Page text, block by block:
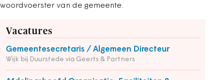
woordvoerster van de gemeente.
Vacatures
Gemeentesecretaris / Algemeen Directeur
Wijk bij Duurstede via Geerts & Partners